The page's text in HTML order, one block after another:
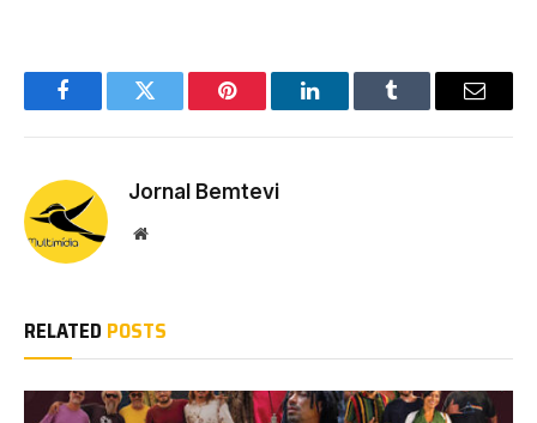
FacebookTwitter Pinterest LinkedInTumblr Email
Jornal Bemtevi
Website
RELATED POSTS